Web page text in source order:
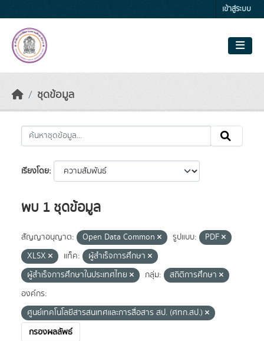
เข้าสู่ระบบ
ชุดข้อมูล
เรียงโดย
พบ 1 ชุดข้อมูล
สัญญาอนุญาต: Open Data Common รูปแบบ:
PDF
XLSX
แท็ค:
ผู้สำเร็จการศึกษา
ผู้สำเร็จการศึกษาในประเทศไทย
กลุ่ม:
สถิติการศึกษา
องค์กร:
ศูนย์เทคโนโลยีสารสนเทศและการสื่อสาร สป. (ศทก.สป.)
กรองผลลัพธ์